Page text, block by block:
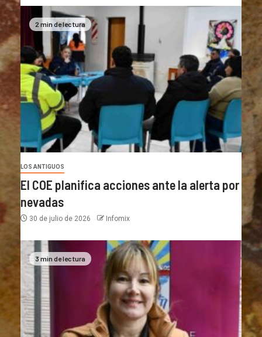
2 min de lectura
LOS ANTIGUOS
El COE planifica acciones ante la alerta por
nevadas
30 de julio de 2026 Infomix
3 min de lectura